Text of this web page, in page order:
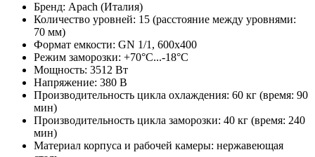
Бренд: Apach (Италия)
Количество уровней: 15 (расстояние между уровнями:
70 мм)
Формат емкости: GN 1/1, 600х400
Режим заморозки: +70°С...-18°С
Мощность: 3512 Вт
Напряжение: 380 В
Производительность цикла охлаждения: 60 кг (время: 90
мин)
Производительность цикла заморозки: 40 кг (время: 240
мин)
Материал корпуса и рабочей камеры: нержавеющая